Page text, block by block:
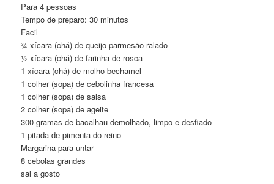
Para 4 pessoas
Tempo de preparo: 30 minutos
Facil
¾ xícara (chá) de queijo parmesão ralado
½ xícara (chá) de farinha de rosca
1 xícara (chá) de molho bechamel
1 colher (sopa) de cebolinha francesa
1 colher (sopa) de salsa
2 colher (sopa) de ageite
300 gramas de bacalhau demolhado, limpo e desfiado
1 pitada de pimenta-do-reino
Margarina para untar
8 cebolas grandes
sal a gosto